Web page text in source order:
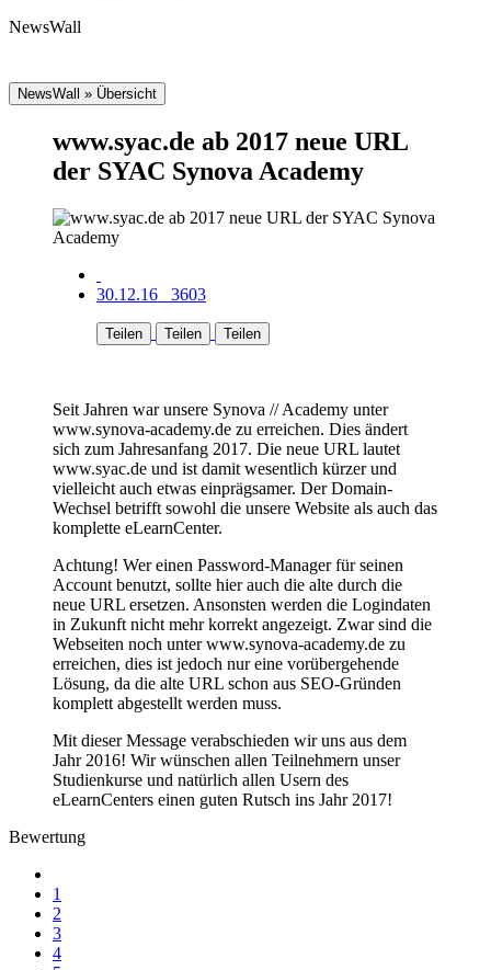
NewsWall
NewsWall » Übersicht
www.syac.de ab 2017 neue URL
der SYAC Synova Academy
30.12.16 3603
Teilen Teilen Teilen
Seit Jahren war unsere Synova // Academy unter
www.synova-academy.de zu erreichen. Dies ändert
sich zum Jahresanfang 2017. Die neue URL lautet
www.syac.de und ist damit wesentlich kürzer und
vielleicht auch etwas einprägsamer. Der Domain-
Wechsel betrifft sowohl die unsere Website als auch das
komplette eLearnCenter.
Achtung! Wer einen Password-Manager für seinen
Account benutzt, sollte hier auch die alte durch die
neue URL ersetzen. Ansonsten werden die Logindaten
in Zukunft nicht mehr korrekt angezeigt. Zwar sind die
Webseiten noch unter www.synova-academy.de zu
erreichen, dies ist jedoch nur eine vorübergehende
Lösung, da die alte URL schon aus SEO-Gründen
komplett abgestellt werden muss.
Mit dieser Message verabschieden wir uns aus dem
Jahr 2016! Wir wünschen allen Teilnehmern unser
Studienkurse und natürlich allen Usern des
eLearnCenters einen guten Rutsch ins Jahr 2017!
Bewertung
1
2
3
4